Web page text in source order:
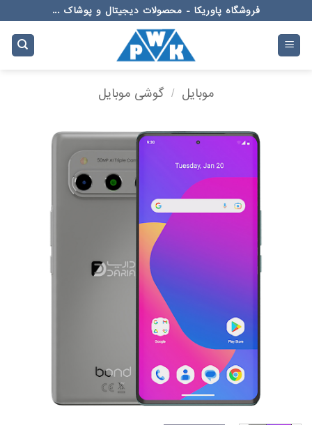
to
content
فروشگاه پاوریکا - محصولات دیجیتال و پوشاک ...
موبایل / گوشی موبایل